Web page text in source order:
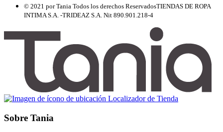
© 2021 por Tania Todos los derechos ReservadosTIENDAS DE ROPA
INTIMA S.A. -TRIDEAZ S.A. Nit 890.901.218-4
Localizador de Tienda
Sobre Tania